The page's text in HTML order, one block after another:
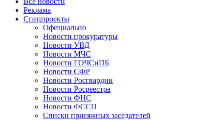
Реклама
Спецпроекты
Официально
Новости прокуратуры
Новости УВД
Новости МЧС
Новости ГОЧСиПБ
Новости СФР
Новости Росгвардии
Новости Росреестра
Новости ФНС
Новости ФССП
Списки присяжных заседателей